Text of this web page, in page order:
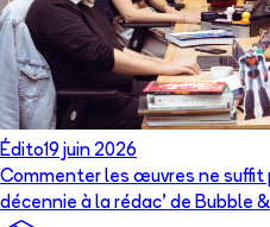
Édito19 juin 2026
Commenter les œuvres ne suffit
décennie à la rédac’ de Bubble